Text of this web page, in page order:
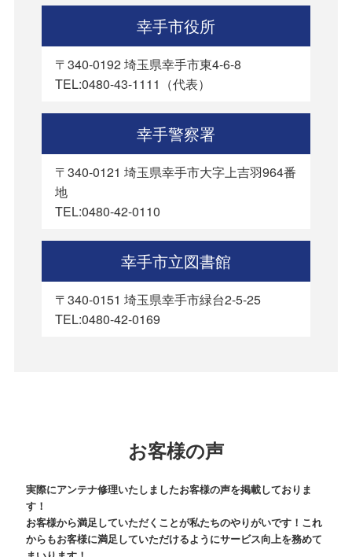
幸手市役所
〒340-0192 埼玉県幸手市東4-6-8
TEL:0480-43-1111（代表）
幸手警察署
〒340-0121 埼玉県幸手市大字上吉羽964番
地
TEL:0480-42-0110
幸手市立図書館
〒340-0151 埼玉県幸手市緑台2-5-25
TEL:0480-42-0169
お客様の声
実際にアンテナ修理いたしましたお客様の声を掲載しておりま
す！
お客様から満足していただくことが私たちのやりがいです！これ
からもお客様に満足していただけるようにサービス向上を務めて